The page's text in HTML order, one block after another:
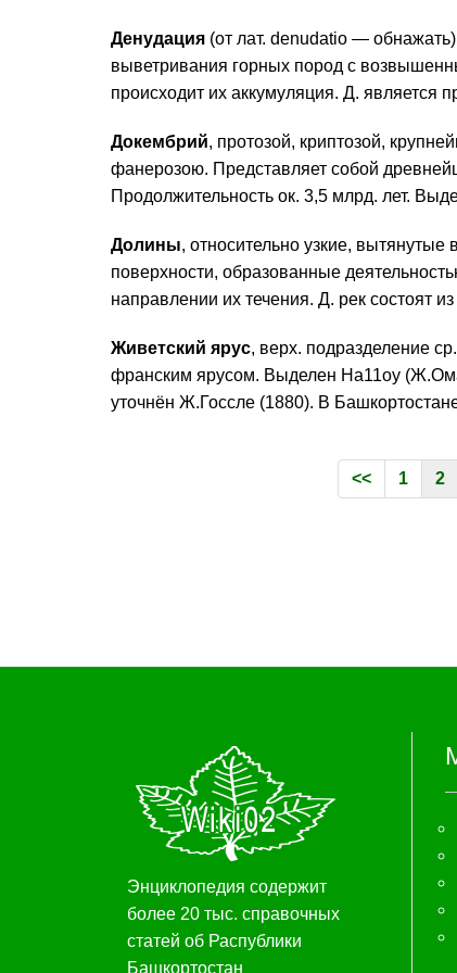
Денудация (от лат. denudatio —
выветривания горных пород с
происходит их аккумуляция. Д.
Докембрий, протозой, криптозой,
фанерозою. Представляет собой
Продолжительность ок. 3,5 млрд. лет.
Долины, относительно узкие,
поверхности, образованные
направлении их течения. Д. рек состоят
Живетский ярус, верх. подразделение
франским ярусом. Выделен На11оу
уточнён Ж.Госсле (1880). В
<< 1 2
Энциклопедия содержит
более 20 тыс. справочных
статей об Распублики
Башкортостан